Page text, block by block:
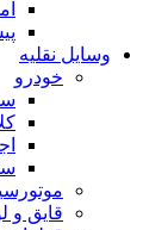
وسایل نقلیه
خودرو
قایق و